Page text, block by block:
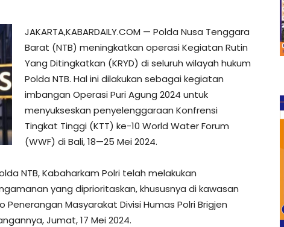
JAKARTA,KABARDAILY.COM — Polda Nusa Tenggara
Barat (NTB) meningkatkan operasi Kegiatan Rutin
Yang Ditingkatkan (KRYD) di seluruh wilayah hukum
Polda NTB. Hal ini dilakukan sebagai kegiatan
imbangan Operasi Puri Agung 2024 untuk
menyukseskan penyelenggaraan Konfrensi
Tingkat Tinggi (KTT) ke-10 World Water Forum
(WWF) di Bali, 18—25 Mei 2024.
NTB, Kabaharkam Polri telah melakukan
yang diprioritaskan, khususnya di kawasan
Masyarakat Divisi Humas Polri Brigjen
Jumat, 17 Mei 2024.